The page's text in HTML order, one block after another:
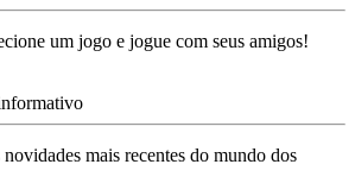
um jogo e jogue com seus amigos!
mais recentes do mundo dos